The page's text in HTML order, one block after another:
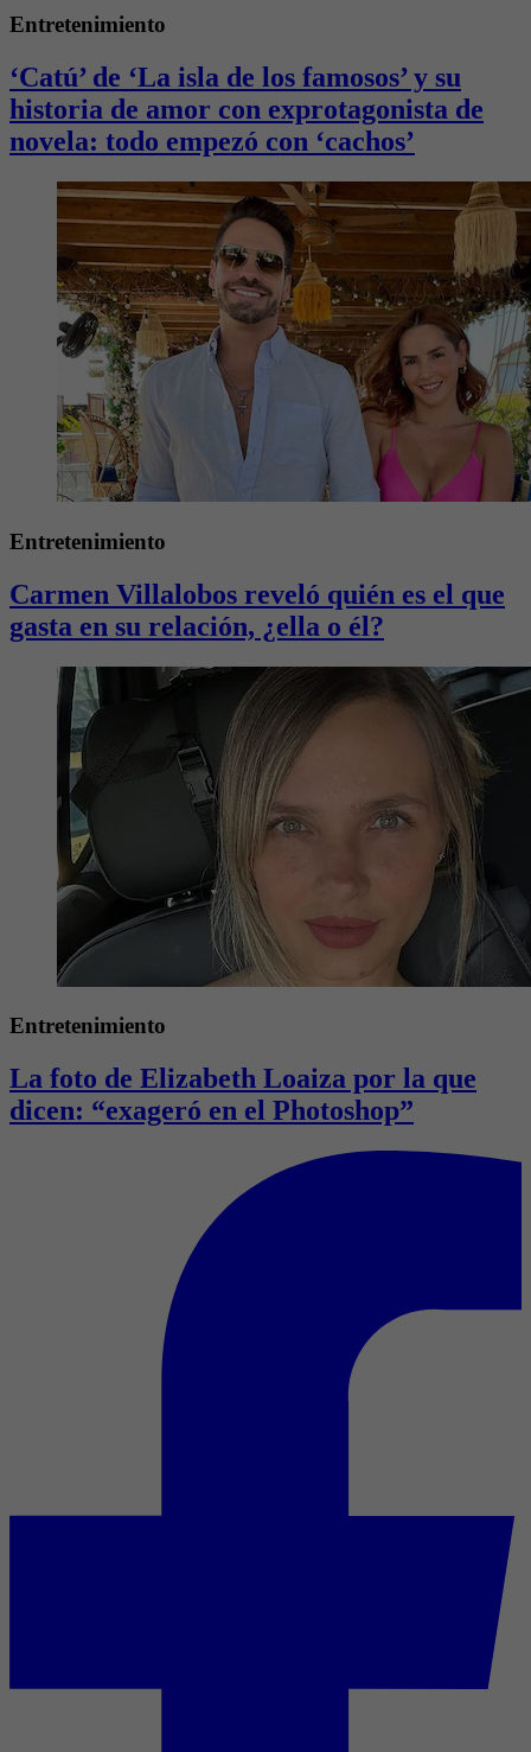
Entretenimiento
‘Catú’ de ‘La isla de los famosos’ y su
historia de amor con exprotagonista de
novela: todo empezó con ‘cachos’
Entretenimiento
Carmen Villalobos reveló quién es el que
gasta en su relación, ¿ella o él?
Entretenimiento
La foto de Elizabeth Loaiza por la que
dicen: “exageró en el Photoshop”